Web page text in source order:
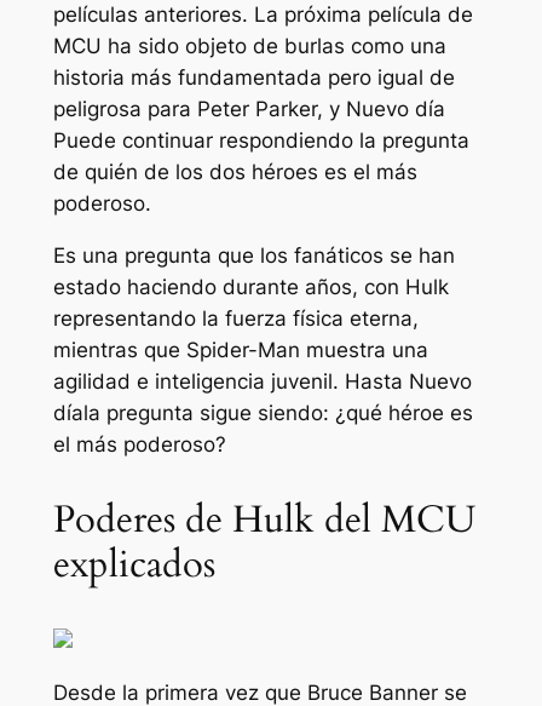
películas anteriores. La próxima película de
MCU ha sido objeto de burlas como una
historia más fundamentada pero igual de
peligrosa para Peter Parker, y Nuevo día
Puede continuar respondiendo la pregunta
de quién de los dos héroes es el más
poderoso.
Es una pregunta que los fanáticos se han
estado haciendo durante años, con Hulk
representando la fuerza física eterna,
mientras que Spider-Man muestra una
agilidad e inteligencia juvenil. Hasta Nuevo
díala pregunta sigue siendo: ¿qué héroe es
el más poderoso?
Poderes de Hulk del MCU
explicados
Desde la primera vez que Bruce Banner se